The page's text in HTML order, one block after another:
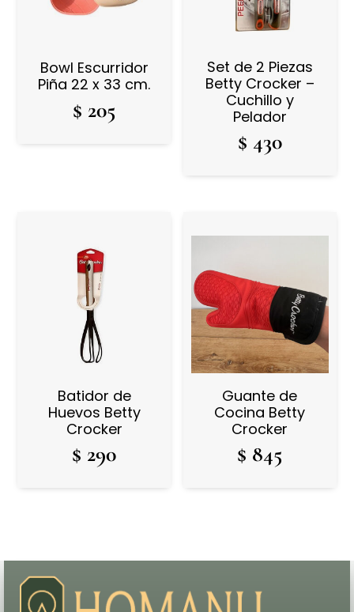
Bowl Escurridor
Piña 22 x 33 cm.
$ 205
Set de 2 Piezas
Betty Crocker –
Cuchillo y
Pelador
$ 430
Batidor de
Huevos Betty
Crocker
$ 290
Guante de
Cocina Betty
Crocker
$ 845